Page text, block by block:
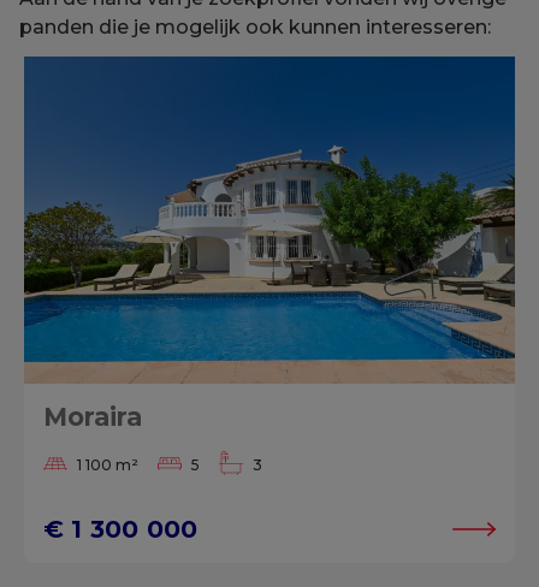
panden die je mogelijk ook kunnen interesseren:
Moraira
1 100 m² 5 3
€ 1 300 000